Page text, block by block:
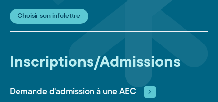
Choisir son infolettre
Inscriptions/Admissions
Demande d'admission à une AEC